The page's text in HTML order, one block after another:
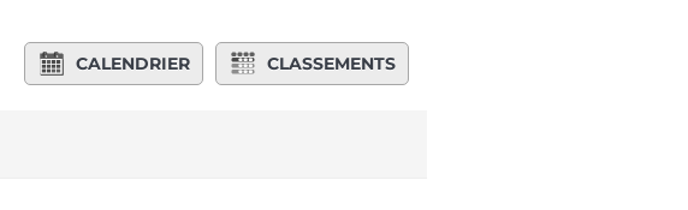
CALENDRIER CLASSEMENTS